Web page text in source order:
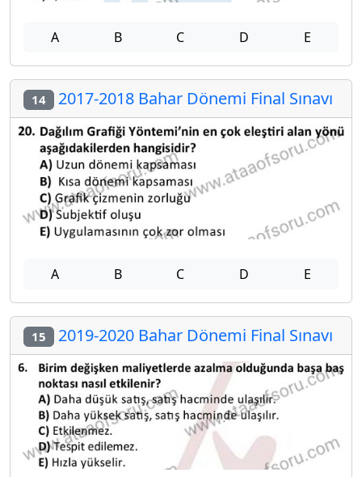
A B C D E
14 2017-2018 Bahar Dönemi Final Sınavı
A B C D E
15 2019-2020 Bahar Dönemi Final Sınavı